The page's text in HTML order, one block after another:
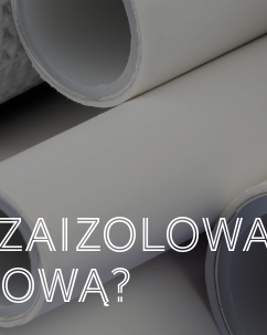
I JAK